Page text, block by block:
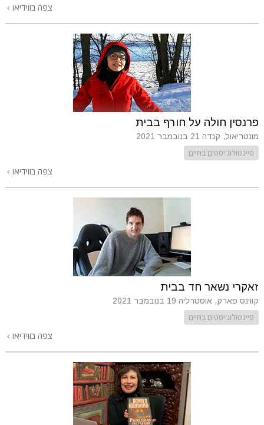
צפה בווידיאו
פרנסין חולה על חורף בבית
מונטריאול, קנדה 21 בנובמבר 2021
סיינטולוג'יסטים בחיים
צפה בווידיאו
זאקרי נשאר חד בבית
קווינס פארק, אוסטרליה 19 בנובמבר 2021
סיינטולוג'יסטים בחיים
צפה בווידיאו